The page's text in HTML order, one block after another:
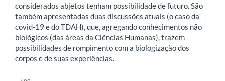
considerados abjetos tenham possibilidade de futuro. São
também apresentadas duas discussões atuais (o caso da
covid-19 e do TDAH), que, agregando conhecimentos não
biológicos (das áreas da Ciências Humanas), trazem
possibilidades de rompimento com a biologização dos
corpos e de suas experiências.